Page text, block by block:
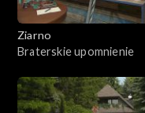
Ziarno
Braterskie upomnienie